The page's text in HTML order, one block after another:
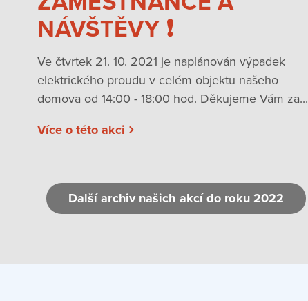
NÁVŠTĚVY ❗️
Ve čtvrtek 21. 10. 2021 je naplánován výpadek
elektrického proudu v celém objektu našeho
domova od 14:00 - 18:00 hod. Děkujeme Vám za...
Více o této akci
Další archiv našich akcí do roku 2022